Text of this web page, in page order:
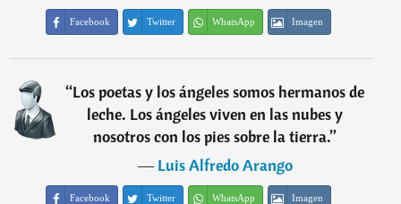
Facebook Twitter WhatsApp Imagen
“Los poetas y los ángeles somos hermanos de
leche. Los ángeles viven en las nubes y
nosotros con los pies sobre la tierra.”
―Luis Alfredo Arango
Facebook Twitter WhatsApp Imagen